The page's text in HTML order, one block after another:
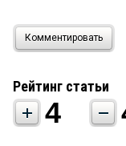
Комментировать
Рейтинг статьи
4